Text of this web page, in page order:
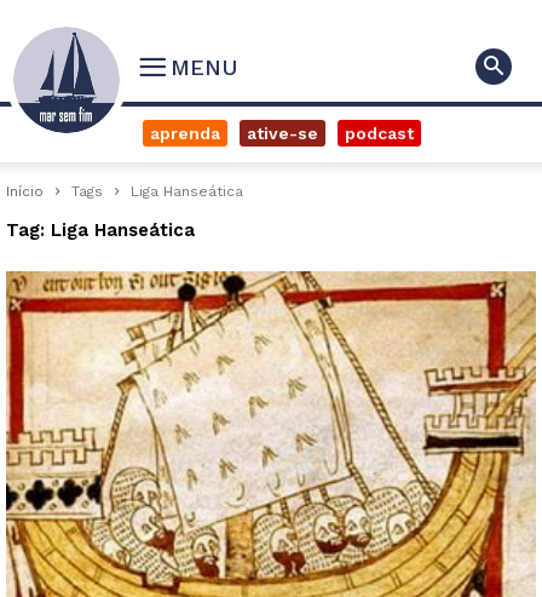
MENU
aprenda ative-se podcast
Início Tags Liga Hanseática
Tag: Liga Hanseática